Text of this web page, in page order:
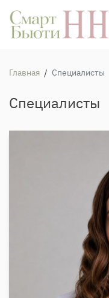
Главная / Специалисты
Специалисты